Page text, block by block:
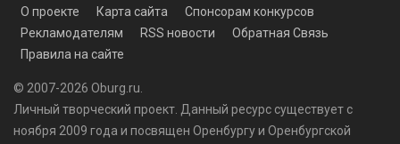
О проекте Карта сайта
Спонсорам конкурсов
Рекламодателям
RSS новости
Обратная Связь
Правила на сайте
© 2007-2026 Oburg.ru.
Личный творческий проект. Данный ресурс существует с
ноября 2009 года и посвящен Оренбургу и Оренбургской